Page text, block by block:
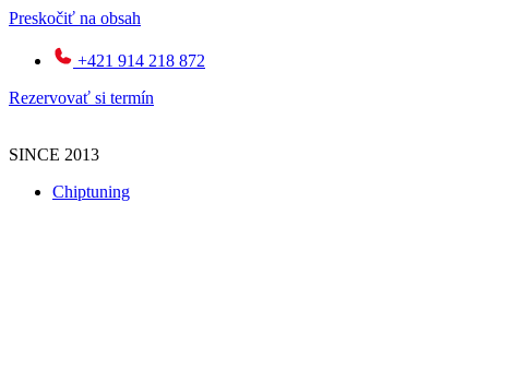
Preskočiť na obsah
+421 914 218 872
Rezervovať si termín
SINCE 2013
Chiptuning